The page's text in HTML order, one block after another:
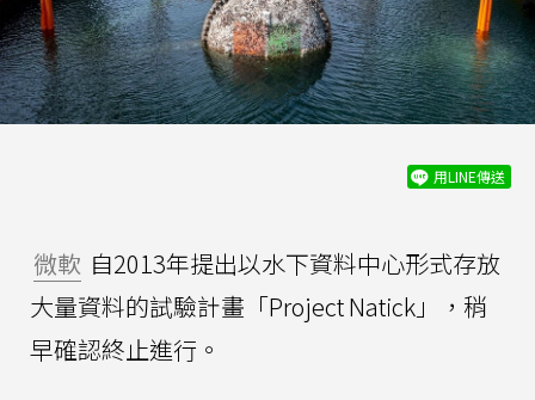
用LINE傳送
微軟 自2013年提出以水下資料中心形式存放
大量資料的試驗計畫「Project Natick」，稍
早確認終止進行。